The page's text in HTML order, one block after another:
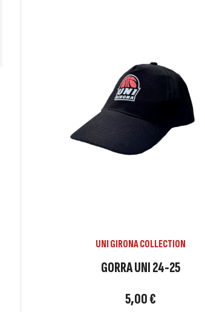
UNI GIRONA COLLECTION
GORRA UNI 24-25
5,00€